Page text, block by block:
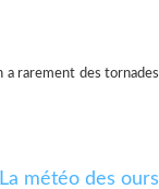
a rarement des tornades